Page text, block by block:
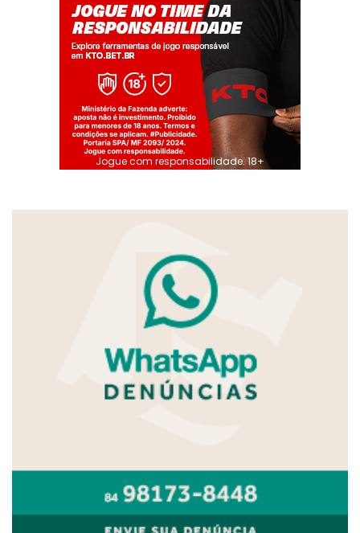
Jogue com responsabilidade. 18+